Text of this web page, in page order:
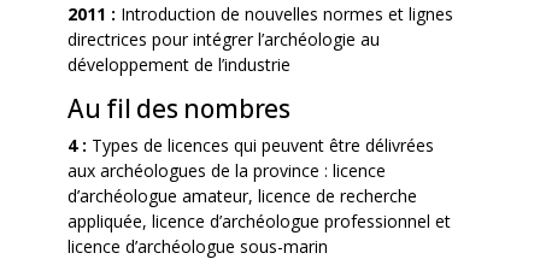
2011 : Introduction de nouvelles normes et lignes
directrices pour intégrer l’archéologie au
développement de l’industrie
Au fil des nombres
4 : Types de licences qui peuvent être délivrées
aux archéologues de la province : licence
d’archéologue amateur, licence de recherche
appliquée, licence d’archéologue professionnel et
licence d’archéologue sous-marin